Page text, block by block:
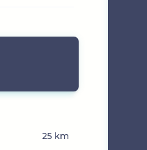
25 km